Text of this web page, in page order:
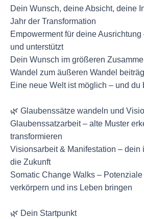
Dein Wunsch, deine Absicht, deine
Jahr der Transformation
Empowerment für deine
und unterstützt
Dein Wunsch im größeren
Wandel zum äußeren Wandel
Eine neue Welt ist möglich – und du
🌿 Glaubenssätze wandeln und
Glaubenssatzarbeit – alte Muster
transformieren
Visionsarbeit & Manifestation – dein
die Zukunft
Somatic Change Walks –
verkörpern und ins Leben bringen
🌿 Dein Startpunkt